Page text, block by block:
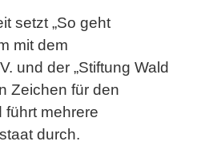
setzt „So geht
mit dem
und der „Stiftung Wald
Zeichen für den
führt mehrere
durch.